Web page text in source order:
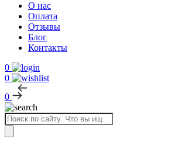
О нас
Оплата
Отзывы
Блог
Контакты
0
0
0
Поиск
товаров